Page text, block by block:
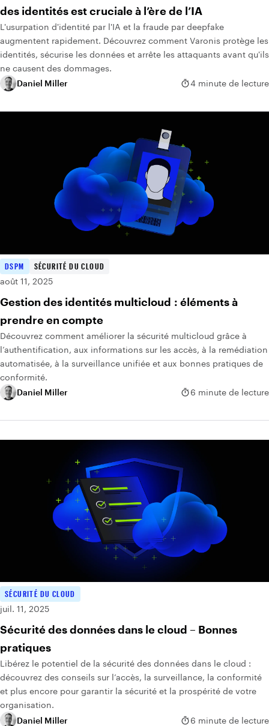
des identités est cruciale à l’ère de l’IA
L'usurpation d'identité par l'IA et la fraude par deepfake
augmentent rapidement. Découvrez comment Varonis protège les
identités, sécurise les données et arrête les attaquants avant qu'ils
ne causent des dommages.
Daniel Miller
4 minute de lecture
DSPM
SÉCURITÉ DU CLOUD
août 11, 2025
Gestion des identités multicloud : éléments à
prendre en compte
Découvrez comment améliorer la sécurité multicloud grâce à
l’authentification, aux informations sur les accès, à la remédiation
automatisée, à la surveillance unifiée et aux bonnes pratiques de
conformité.
Daniel Miller
6 minute de lecture
SÉCURITÉ DU CLOUD
juil. 11, 2025
Sécurité des données dans le cloud – Bonnes
pratiques
Libérez le potentiel de la sécurité des données dans le cloud :
découvrez des conseils sur l’accès, la surveillance, la conformité
et plus encore pour garantir la sécurité et la prospérité de votre
organisation.
Daniel Miller
6 minute de lecture